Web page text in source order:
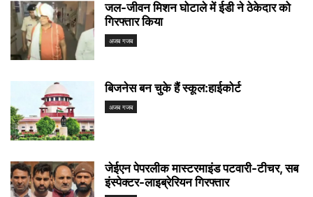
जल-जीवन मिशन घोटाले में ईडी ने ठेकेदार को
गिरफ्तार किया
अजब गजब
बिजनेस बन चुके हैं स्कूल:हाईकोर्ट
अजब गजब
जेईएन पेपरलीक मास्टरमाइंड पटवारी-टीचर, सब
इंस्पेक्टर-लाइब्रेरियन गिरफ्तार